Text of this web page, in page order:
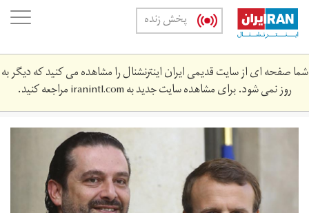
Skip
main
content
پخش زنده
شما صفحه ای از سایت قدیمی ایران اینترنشنال را مشاهده می کنید که دیگر به
روز نمی شود. برای مشاهده سایت جدید بهiranintl.comمراجعه کنید.
1025941768.jpg